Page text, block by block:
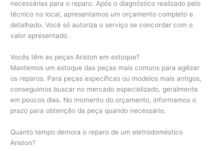
necessárias para o reparo. Após o diagnóstico realizado pelo
técnico no local, apresentamos um orçamento completo e
detalhado. Você só autoriza o serviço se concordar com o
valor apresentado.
Vocês têm as peças Ariston em estoque?
Mantemos um estoque das peças mais comuns para agilizar
os reparos. Para peças específicas ou modelos mais antigos,
conseguimos buscar no mercado especializado, geralmente
em poucos dias. No momento do orçamento, informamos o
prazo para obtenção da peça quando necessário.
Quanto tempo demora o reparo de um eletrodoméstico
Ariston?